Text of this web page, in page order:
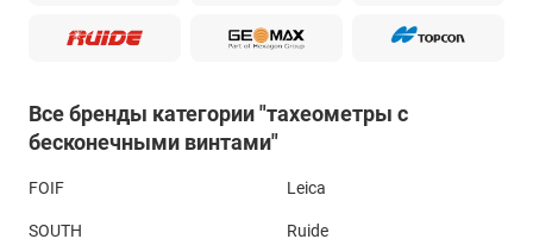
Все бренды категории "тахеометры с
бесконечными винтами"
FOIF Leica
SOUTH Ruide